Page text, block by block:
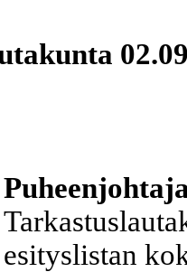
esityslistan